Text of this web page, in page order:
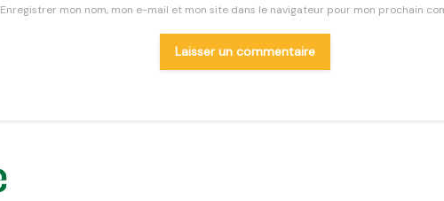
Enregistrer mon nom, mon e-mail et mon site dans le navigateur pour mon prochain